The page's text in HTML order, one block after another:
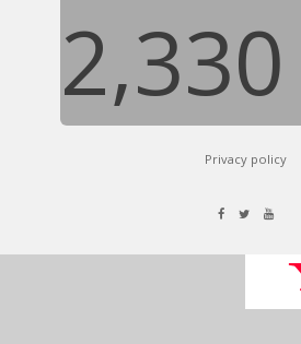
2,330
Privacy policy